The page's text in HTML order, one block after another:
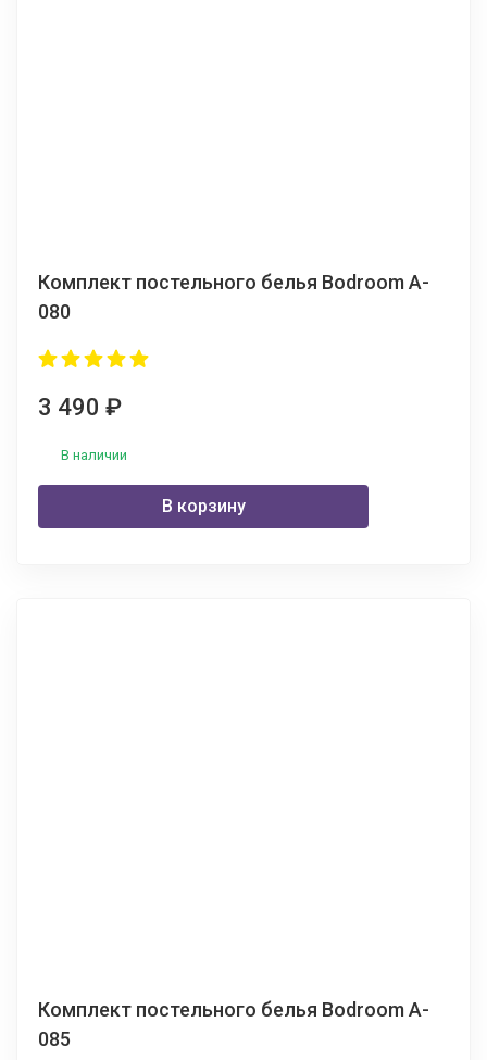
Комплект постельного белья Bodroom A-
080
3 490 ₽
В наличии
В корзину
Комплект постельного белья Bodroom A-
085